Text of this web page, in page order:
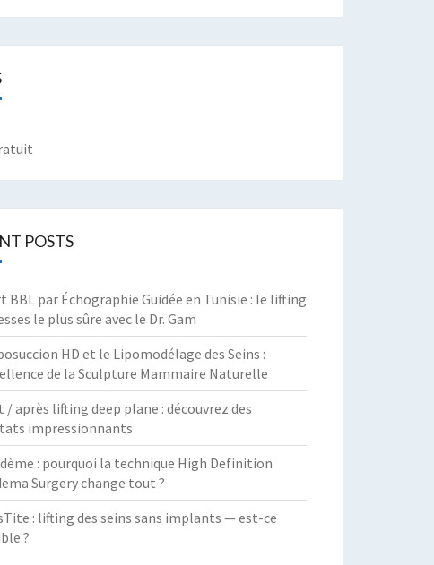
POSTS
BBL par Échographie Guidée en Tunisie : le lifting
le plus sûre avec le Dr. Gam
HD et le Lipomodélage des Seins :
de la Sculpture Mammaire Naturelle
/ après lifting deep plane : découvrez des
impressionnants
: pourquoi la technique High Definition
Surgery change tout ?
: lifting des seins sans implants — est-ce
?